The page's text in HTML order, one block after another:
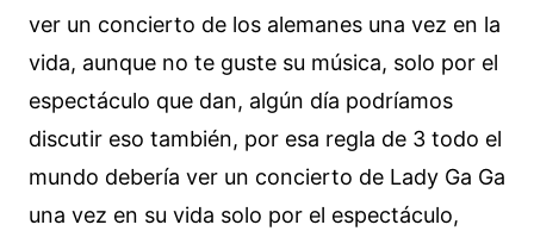
ver un concierto de los alemanes una vez en la
vida, aunque no te guste su música, solo por el
espectáculo que dan, algún día podríamos
discutir eso también, por esa regla de 3 todo el
mundo debería ver un concierto de Lady Ga Ga
una vez en su vida solo por el espectáculo,